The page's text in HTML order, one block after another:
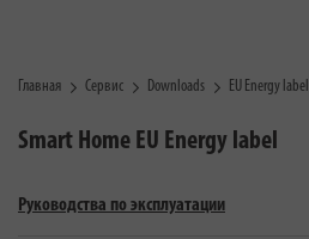
Главная Сервис Downloads EU Energy label
Smart Home EU Energy label
Руководства по эксплуатации